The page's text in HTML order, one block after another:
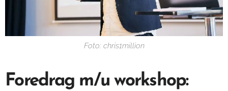
Foto: chris1million
Foredrag m/u workshop: